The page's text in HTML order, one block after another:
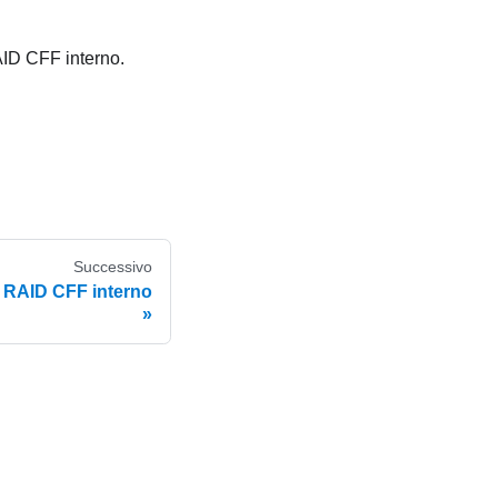
CFF interno.
Successivo
CFF interno